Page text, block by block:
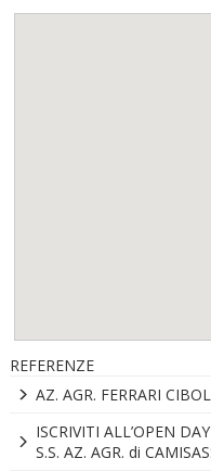
REFERENZE
AZ. AGR. FERRARI
ISCRIVITI ALL’OPEN
S.S. AZ. AGR. di